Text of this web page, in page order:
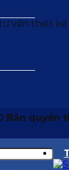
Bản quyền